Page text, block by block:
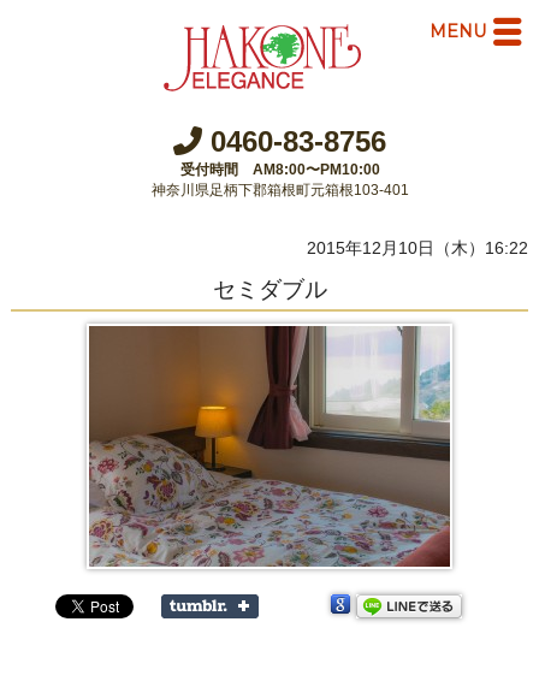
0460-83-8756
受付時間 AM8:00〜PM10:00
神奈川県足柄下郡箱根町元箱根103-401
2015年12月10日（木）16:22
セミダブル
MENU